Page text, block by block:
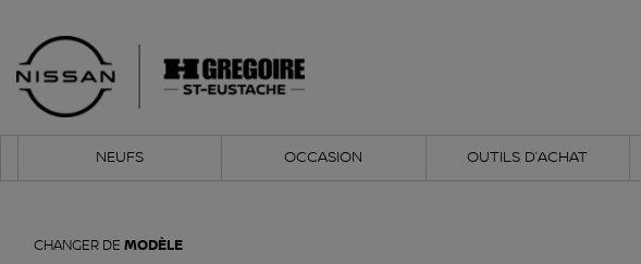
NEUFS OCCASION OUTILS D’ACHAT
CHANGER DE MODÈLE